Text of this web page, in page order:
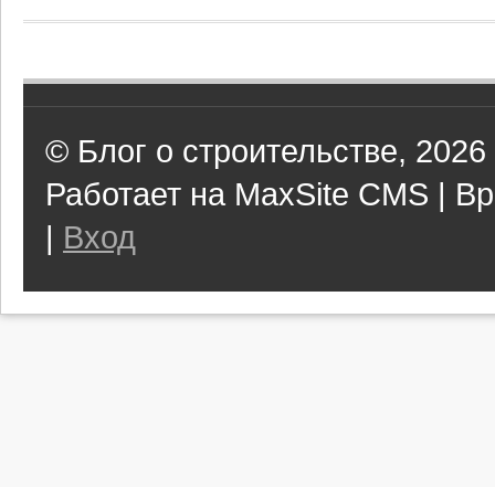
© Блог о строительстве, 2026
Работает на MaxSite CMS |
| Вход